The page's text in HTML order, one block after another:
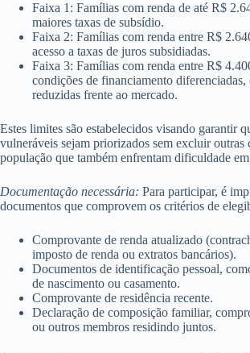
Faixa 1: Famílias com renda de até R$
maiores taxas de subsídio.
Faixa 2: Famílias com renda entre R$
acesso a taxas de juros subsidiadas.
Faixa 3: Famílias com renda entre R$
condições de financiamento
reduzidas frente ao mercado.
Estes limites são estabelecidos visando garantir
vulneráveis sejam priorizados sem excluir outras
população que também enfrentam dificuldade
Documentação necessária: Para participar, é
documentos que comprovem os critérios de
Comprovante de renda atualizado
imposto de renda ou extratos bancários).
Documentos de identificação pessoal,
de nascimento ou casamento.
Comprovante de residência recente.
Declaração de composição familiar,
ou outros membros residindo juntos.